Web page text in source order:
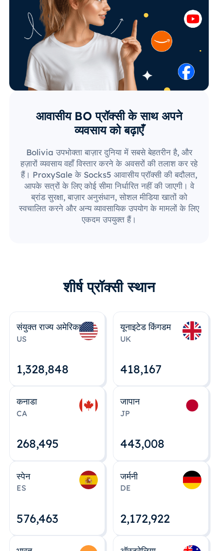
आवासीय BO प्रॉक्सी के साथ अपने
व्यवसाय को बढ़ाएँ
Bolivia उपभोक्ता बाज़ार दुनिया में सबसे बेहतरीन है, और
हज़ारों व्यवसाय वहाँ विस्तार करने के अवसरों की तलाश कर रहे
हैं। ProxySale के Socks5 आवासीय प्रॉक्सी की बदौलत,
आपके सत्रों के लिए कोई सीमा निर्धारित नहीं की जाएगी। वे
ब्रांड सुरक्षा, बाज़ार अनुसंधान, सोशल मीडिया खातों को
स्वचालित करने और अन्य व्यावसायिक उपयोग के मामलों के लिए
एकदम उपयुक्त हैं।
शीर्ष प्रॉक्सी स्थान
संयुक्त राज्य अमेरिका
US
1,328,848
यूनाइटेड किंगडम
UK
418,167
कनाडा
CA
268,495
जापान
JP
443,008
स्पेन
ES
576,463
जर्मनी
DE
2,172,922